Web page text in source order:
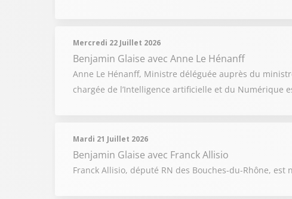
Mercredi 22 Juillet 2026
Benjamin Glaise avec Anne Le Hénanff
Anne Le Hénanff, Ministre déléguée auprès du
chargée de l’Intelligence artificielle et du Numérique
Mardi 21 Juillet 2026
Benjamin Glaise avec Franck Allisio
Franck Allisio, député RN des Bouches-du-Rhône,